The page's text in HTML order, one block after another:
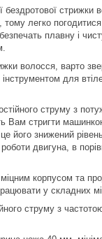
стрижки
легко
плавну і
волосся, варто
для
струму з
Вам стригти
його знижений
двигуна, в
корпусом та
у складних
струму з